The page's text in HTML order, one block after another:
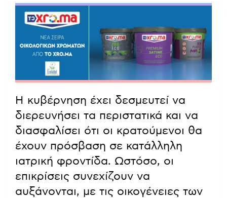
Η κυβέρνηση έχει δεσμευτεί να
διερευνήσει τα περιστατικά και να
διασφαλίσει ότι οι κρατούμενοι θα
έχουν πρόσβαση σε κατάλληλη
ιατρική φροντίδα. Ωστόσο, οι
επικρίσεις συνεχίζουν να
αυξάνονται, με τις οικογένειες των